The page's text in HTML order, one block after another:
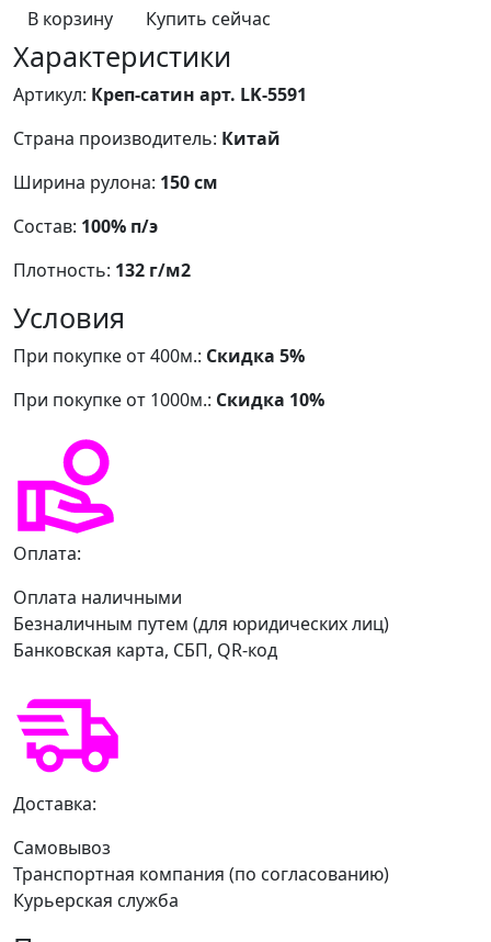
В корзину
Купить сейчас
Характеристики
Артикул: Креп-сатин арт. LK-5591
Страна производитель: Китай
Ширина рулона: 150 см
Состав: 100% п/э
Плотность: 132 г/м2
Условия
При покупке от 400м.: Скидка 5%
При покупке от 1000м.: Скидка 10%
Оплата:
Оплата наличными
Безналичным путем (для юридических лиц)
Банковская карта, СБП, QR-код
Доставка:
Самовывоз
Транспортная компания (по согласованию)
Курьерская служба